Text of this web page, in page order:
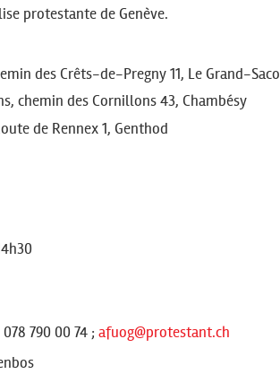
protestante de Genève.
des Crêts-de-Pregny 11, Le Grand-
chemin des Cornillons 43, Chambésy
de Rennex 1, Genthod
790 00 74 ; afuog@protestant.ch